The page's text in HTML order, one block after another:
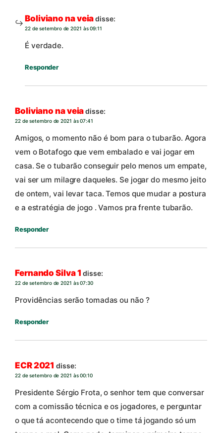
Boliviano na veiadisse:
22 de setembro de 2021 às 09:11
É verdade.
Responder
Boliviano na veiadisse:
22 de setembro de 2021 às 07:41
Amigos, o momento não é bom para o tubarão. Agora
vem o Botafogo que vem embalado e vai jogar em
casa. Se o tubarão conseguir pelo menos um empate,
vai ser um milagre daqueles. Se jogar do mesmo jeito
de ontem, vai levar taca. Temos que mudar a postura
e a estratégia de jogo . Vamos pra frente tubarão.
Responder
Fernando Silva 1 disse:
22 de setembro de 2021 às 07:30
Providências serão tomadas ou não ?
Responder
ECR 2021 disse:
22 de setembro de 2021 às 00:10
Presidente Sérgio Frota, o senhor tem que conversar
com a comissão técnica e os jogadores, e perguntar
o que tá acontecendo que o time tá jogando só um